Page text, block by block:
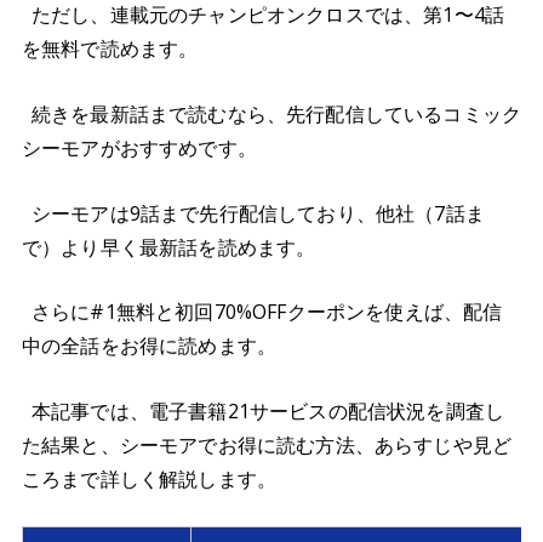
ただし、連載元のチャンピオンクロスでは、第1〜4話
を無料で読めます。
続きを最新話まで読むなら、先行配信しているコミック
シーモアがおすすめです。
シーモアは9話まで先行配信しており、他社（7話ま
で）より早く最新話を読めます。
さらに#1無料と初回70%OFFクーポンを使えば、配信
中の全話をお得に読めます。
本記事では、電子書籍21サービスの配信状況を調査し
た結果と、シーモアでお得に読む方法、あらすじや見ど
ころまで詳しく解説します。